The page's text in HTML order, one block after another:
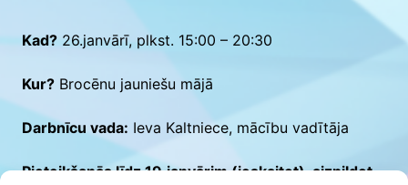
Kad?26.janvārī, plkst. 15:00 – 20:30
Kur?Brocēnu jauniešu mājā
Darbnīcu vada: Ieva Kaltniece, mācību vadītāja
Pieteikšanās līdz 19.janvārim (ieskaitot), aizpildot